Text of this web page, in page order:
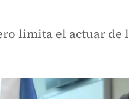
limita el actuar de